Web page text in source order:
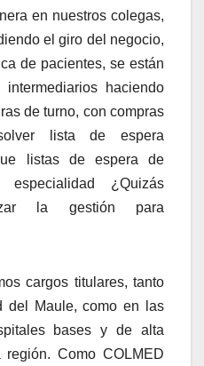
en nuestros colegas,
el giro del negocio,
de pacientes, se están
haciendo
de turno, con compras
lista de espera
listas de espera de
¿Quizás
la gestión para
cargos titulares, tanto
del Maule, como en las
bases y de alta
Como COLMED